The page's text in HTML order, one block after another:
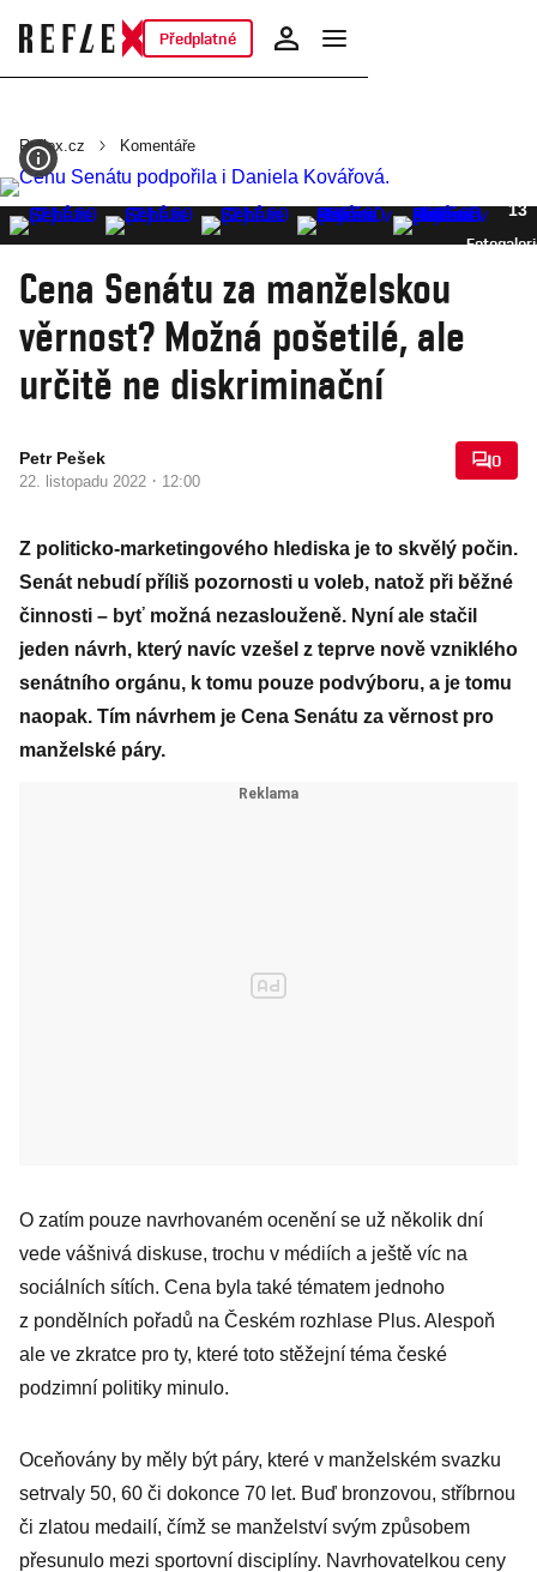
Předplatné
Reflex.cz Komentáře
13
Cena Senátu za manželskou
věrnost? Možná pošetilé, ale
určitě ne diskriminační
Petr Pešek
22. listopadu 2022 · 12:00
0
Z politicko-marketingového hlediska je to skvělý počin.
Senát nebudí příliš pozornosti u voleb, natož při běžné
činnosti – byť možná nezaslouženě. Nyní ale stačil
jeden návrh, který navíc vzešel z teprve nově vzniklého
senátního orgánu, k tomu pouze podvýboru, a je tomu
naopak. Tím návrhem je Cena Senátu za věrnost pro
manželské páry.
O zatím pouze navrhovaném ocenění se už několik dní
vede vášnivá diskuse, trochu v médiích a ještě víc na
sociálních sítích. Cena byla také tématem jednoho
z pondělních pořadů na Českém rozhlase Plus. Alespoň
ale ve zkratce pro ty, které toto stěžejní téma české
podzimní politiky minulo.
Oceňovány by měly být páry, které v manželském svazku
setrvaly 50, 60 či dokonce 70 let. Buď bronzovou, stříbrnou
či zlatou medailí, čímž se manželství svým způsobem
přesunulo mezi sportovní disciplíny. Navrhovatelkou ceny